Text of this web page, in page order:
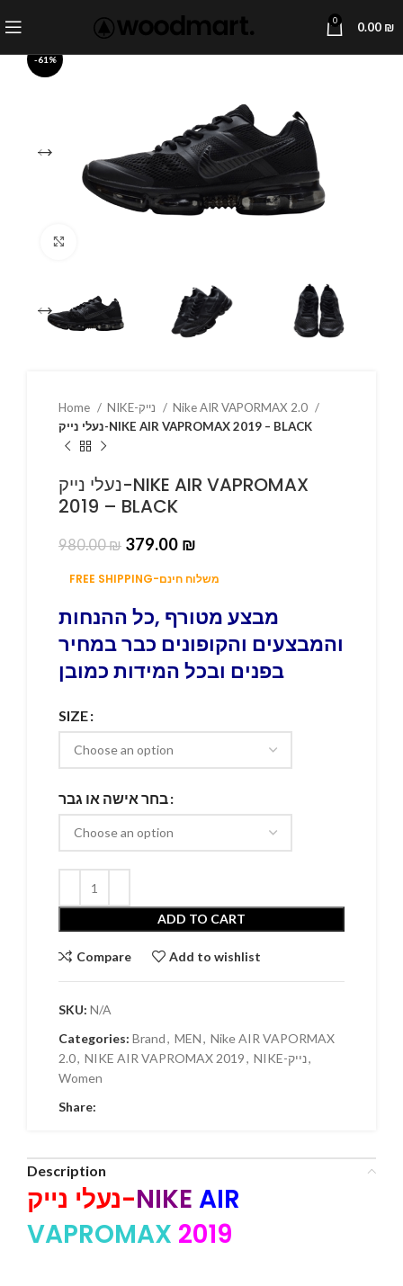
0 0.00 ₪
-61%
Home
Nike AIR VAPORMAX 2.0
נעלי נייק-NIKE AIR VAPROMAX 2019 – BLACK
נעלי נייק-NIKE AIR VAPROMAX
2019 – BLACK
980.00₪ 379.00 ₪
FREE SHIPPING-משלוח חינם
מבצע מטורף ,כל ההנחות
והמבצעים והקופונים כבר במחיר
בפנים ובכל המידות כמובן
SIZE
בחר אישה או גבר
ADD TO CART
Compare Add to wishlist
SKU: N/A
Categories: Brand, MEN, Nike AIR VAPORMAX
2.0, NIKE AIR VAPROMAX 2019, NIKE-נייק,
Women
Share:
Description
נעלי נייק-NIKE AIR
VAPROMAX 2019